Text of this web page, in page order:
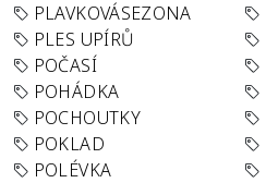
PLAVKOVÁSEZONA
PLES UPÍRŮ
POČASÍ
POHÁDKA
POCHOUTKY
POKLAD
POLÉVKA